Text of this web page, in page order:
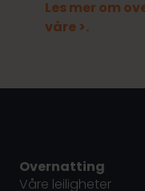
Les mer om
våre >.
Overnatting
Våre leiligheter